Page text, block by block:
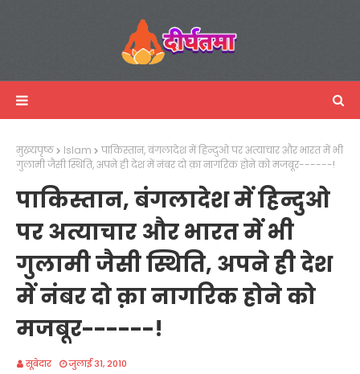
मुख्यपृष्ठ Islam
पाकिस्तान, बंगलादेश में हिन्दुओ पर अत्याचार और भारत में भी
गुलामी जैसी स्थिति, अपने ही देश में नंबर दो क़ा नागरिक होने को मजबूर------!
पाकिस्तान, बंगलादेश में हिन्दुओ
पर अत्याचार और भारत में भी
गुलामी जैसी स्थिति, अपने ही देश
में नंबर दो क़ा नागरिक होने को
मजबूर------!
सूबेदार जुलाई 31, 2010